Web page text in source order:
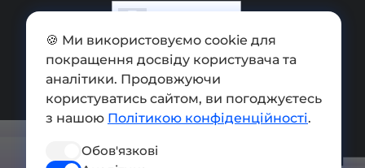
Додати обмінник
Мапа сайту
Press kit
Умови використання
🍪 Ми використовуємо cookie для
покращення досвіду користувача та
аналітики. Продовжуючи
користуватись сайтом, ви погоджуєтесь
з нашою Політикою конфіденційності.
Обов'язкові